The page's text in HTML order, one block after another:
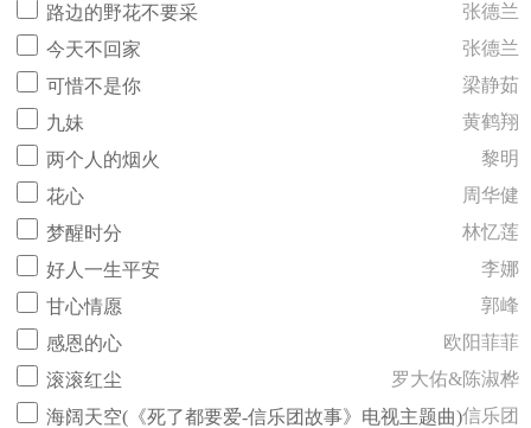
路边的野花不要采
张德兰
今天不回家
张德兰
可惜不是你
梁静茹
九妹
黄鹤翔
两个人的烟火
黎明
花心
周华健
梦醒时分
林忆莲
好人一生平安
李娜
甘心情愿
郭峰
感恩的心
欧阳菲菲
滚滚红尘
罗大佑&陈淑桦
海阔天空(《死了都要爱-信乐团故事》电视主题曲)信乐团